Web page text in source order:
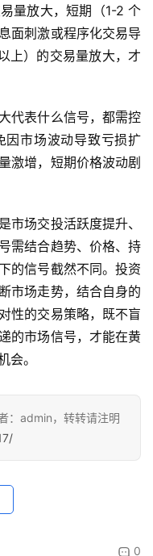
量放大，短期（1-2 个
面刺激或程序化交易导
上）的交易量放大，才
代表什么信号，都需控
因市场波动导致亏损扩
激增，短期价格波动剧
市场交投活跃度提升、
需结合趋势、价格、持
的信号截然不同。投资
市场走势，结合自身的
性的交易策略，既不盲
的市场信号，才能在黄
会。
：admin，转转请注明
0